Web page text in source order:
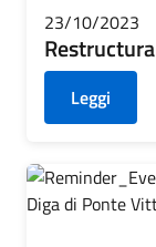
23/10/2023
Leggi